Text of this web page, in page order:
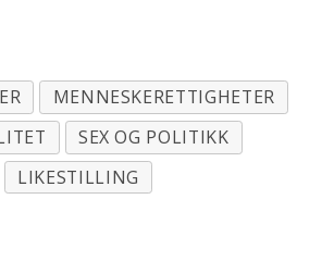
MENNESKERETTIGHETER
SEX OG POLITIKK
LIKESTILLING